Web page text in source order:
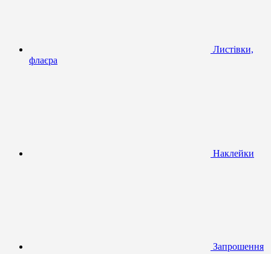
Листівки,
флаєра
Наклейки
Запрошення